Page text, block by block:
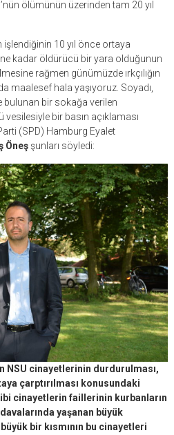
ölümünün üzerinden tam 20 yıl
işlendiğinin 10 yıl önce ortaya
ne kadar öldürücü bir yara olduğunun
rağmen günümüzde ırkçılığın
maalesef hala yaşıyoruz. Soyadı,
bulunan bir sokağa verilen
bir basın açıklaması
(SPD) Hamburg Eyalet
Öneşşunları söyledi:
NSU cinayetlerinin durdurulması,
çarptırılması konusundaki
cinayetlerin faillerinin kurbanların
yaşanan büyük
bir kısmının bu cinayetleri